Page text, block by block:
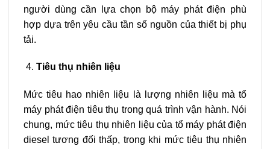
người dùng cần lựa chọn bộ máy phát điện phù
hợp dựa trên yêu cầu tần số nguồn của thiết bị phụ
tải.
Tiêu thụ nhiên liệu
Mức tiêu hao nhiên liệu là lượng nhiên liệu mà tổ
máy phát điện tiêu thụ trong quá trình vận hành. Nói
chung, mức tiêu thụ nhiên liệu của tổ máy phát điện
diesel tương đối thấp, trong khi mức tiêu thụ nhiên